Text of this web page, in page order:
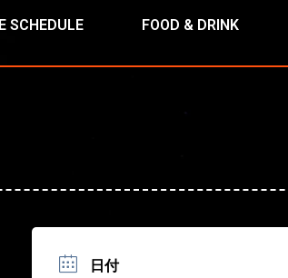
SCHEDULE FOOD & DRINK
日付